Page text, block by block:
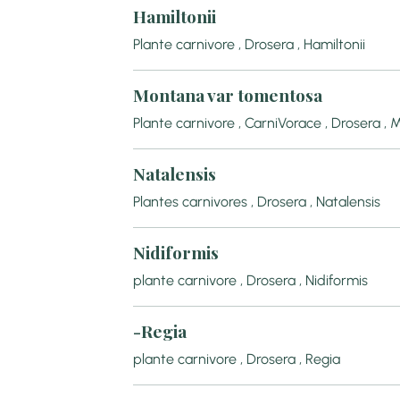
Hamiltonii
Plante carnivore , Drosera , Hamiltonii
Montana var tomentosa
Plante carnivore , CarniVorace , Drosera ,
Natalensis
Plantes carnivores , Drosera , Natalensis
Nidiformis
plante carnivore , Drosera , Nidiformis
-Regia
plante carnivore , Drosera , Regia